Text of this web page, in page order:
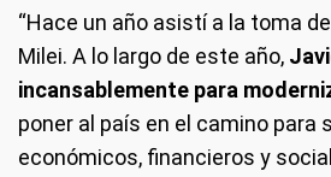
“Hace un año asistí a la toma
Milei. A lo largo de este año,
incansablemente para
poner al país en el camino para
económicos, financieros y